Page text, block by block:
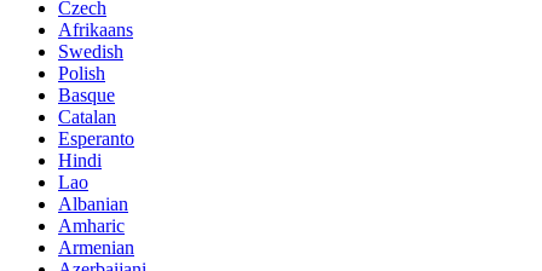
Czech
Afrikaans
Swedish
Polish
Basque
Catalan
Esperanto
Hindi
Lao
Albanian
Amharic
Armenian